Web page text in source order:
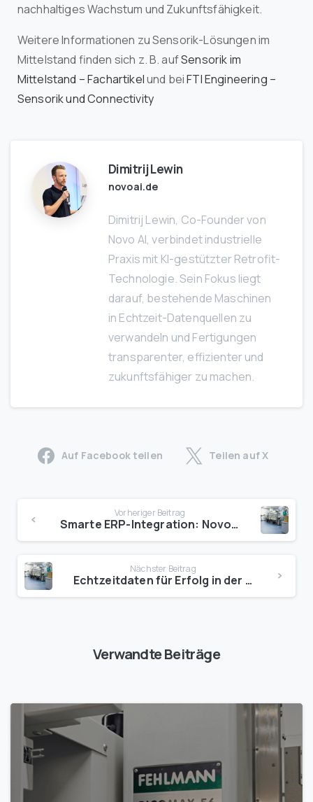
nachhaltiges Wachstum und Zukunftsfähigkeit.
Weitere Informationen zu Sensorik-Lösungen im
Mittelstand finden sich z. B. aufSensorik im
Mittelstand – Fachartikelund beiFTI Engineering –
Sensorik und Connectivity
Dimitrij Lewin
novoai.de
Dimitrij Lewin, Co-Founder von
Novo AI, verbindet industrielle
Praxis mit KI-gestützter Retrofit-
Technologie. Sein Fokus liegt
darauf, bestehende Maschinen
in Echtzeit-Datenquellen zu
verwandeln und Fertigungen
transparenter, effizienter und
zukunftsfähiger zu machen.
Auf Facebook teilen Teilen auf X
Vorheriger Beitrag
Smarte ERP-Integration: Novo AI transformiert Produktion
Nächster Beitrag
Echtzeitdaten für Erfolg in der Produktion
Verwandte Beiträge